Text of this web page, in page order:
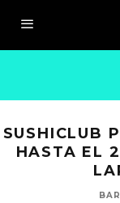
SUSHICLUB
HASTA EL